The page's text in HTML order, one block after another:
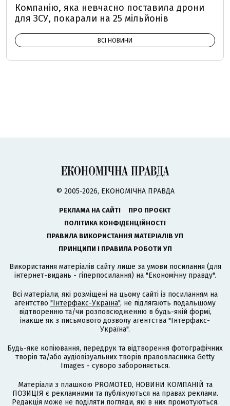
Компанію, яка невчасно поставила дрони
для ЗСУ, покарали на 25 мільйонів
ВСІ НОВИНИ
© 2005-2026, ЕКОНОМІЧНА ПРАВДА
РЕКЛАМА НА САЙТІ
ПРО ПРОЄКТ
ПОЛІТИКА КОНФІДЕНЦІЙНОСТІ
ПРАВИЛА ВИКОРИСТАННЯ МАТЕРІАЛІВ УП
ПРИНЦИПИ І ПРАВИЛА РОБОТИ УП
Використання матеріалів сайту лише за умови посилання (для
інтернет-видань - гіперпосилання) на "Економічну правду".
Всі матеріали, які розміщені на цьому сайті із посиланням на
агентство "Інтерфакс-Україна", не підлягають подальшому
відтворенню та/чи розповсюдженню в будь-якій формі,
інакше як з письмового дозволу агентства "Інтерфакс-
Україна".
Будь-яке копіювання, передрук та відтворення фотографічних
творів та/або аудіовізуальних творів правовласника Getty
Images - суворо забороняється.
Матеріали з плашкою PROMOTED, НОВИНИ КОМПАНІЙ та
ПОЗИЦІЯ є рекламними та публікуються на правах реклами.
Редакція може не поділяти погляди, які в них промотуються.